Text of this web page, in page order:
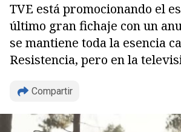
TVE está promocionando el
último gran fichaje con un
se mantiene toda la esencia
Resistencia, pero en la
Compartir